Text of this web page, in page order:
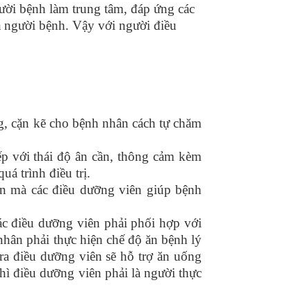
bệnh làm trung tâm, đáp ứng các
người bệnh. Vậy với người điều
kẽ cho bệnh nhân cách tự chăm
với thái độ ân cần, thông cảm kèm
trình điều trị.
mà các điều dưỡng viên giúp bệnh
điều dưỡng viên phải phối hợp với
phải thực hiện chế độ ăn bệnh lý
điều dưỡng viên sẽ hỗ trợ ăn uống
điều dưỡng viên phải là người thực